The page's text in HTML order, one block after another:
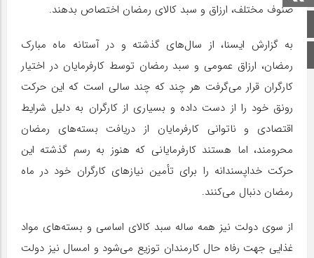
اینستاگرام
صنوف مختلف، ارزاق و سبد کالای رمضان اختصاص بدهند.
به گزارش ایسنا، از سال‌های گذشته و در آستانه ماه مبارک
رمضان، ارزاق عمومی و سبد رمضان توسط کارفرمایان در اختیار
کارگران قرار می‌گرفت هر چند که چند سالی است که این حرکت
رونق خود را از دست داده و بسیاری از کارگران به دلیل شرایط
اقتصادی و ناتوانی کارفرمایان از دریافت بسته‌های رمضان
محرومند، اما هستند کارفرمایانی که هنوز به رسم گذشته این
حرکت خداپسندانه را برای تأمین نیازهای کارگران خود در ماه
رمضان دنبال می‌کنند.
از سوی دولت نیز همه ساله سبد کالای اساسی و بسته‌های مواد
غذایی جهت رفاه حال کارمندان توزیع می‌شود و امسال نیز دولت